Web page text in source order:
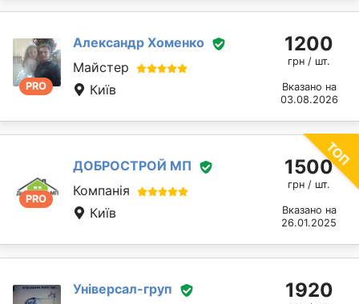
PRO
Александр Хоменко
Майстер
Київ
1200
грн / шт.
Вказано на
03.08.2026
PRO
ДОБРОСТРОЙ МП
Компанія
Київ
1500
грн / шт.
Вказано на
26.01.2025
Універсал-груп
1920